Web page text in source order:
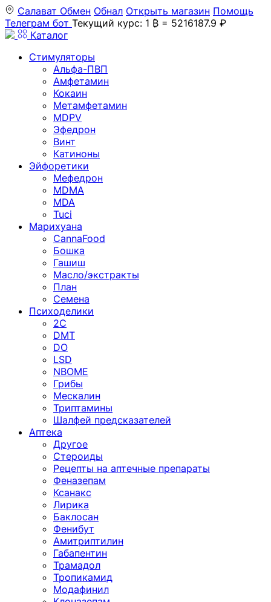
Салават Обмен Обнал Открыть магазин Помощь
Телеграм бот Текущий курс: 1 ₿ = 5216187.9 ₽
Каталог
Стимуляторы
Альфа-ПВП
Амфетамин
Кокаин
Метамфетамин
MDPV
Эфедрон
Винт
Катиноны
Эйфоретики
Мефедрон
MDMA
MDA
Tuci
Марихуана
CannaFood
Бошка
Гашиш
Масло/экстракты
План
Семена
Психоделики
2C
DMT
DO
LSD
NBOME
Грибы
Мескалин
Триптамины
Шалфей предсказателей
Аптека
Другое
Стероиды
Рецепты на аптечные препараты
Феназепам
Ксанакс
Лирика
Баклосан
Фенибут
Амитриптилин
Габапентин
Трамадол
Тропикамид
Модафинил